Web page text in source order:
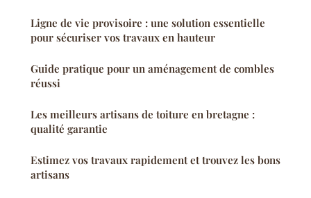
Ligne de vie provisoire : une solution essentielle
pour sécuriser vos travaux en hauteur
Guide pratique pour un aménagement de combles
réussi
Les meilleurs artisans de toiture en bretagne :
qualité garantie
Estimez vos travaux rapidement et trouvez les bons
artisans